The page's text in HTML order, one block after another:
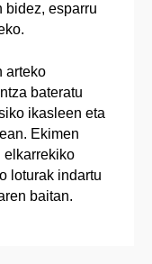
bidez, esparru
arteko
bateratu
ikasleen eta
Ekimen
elkarrekiko
loturak indartu
baitan.